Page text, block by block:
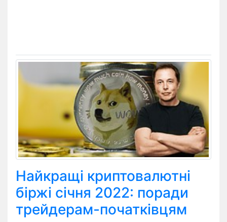
Найкращі криптовалютні
біржі січня 2022: поради
трейдерам-початківцям